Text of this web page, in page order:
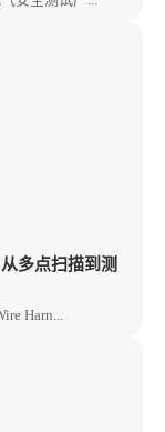
多点扫描到测
Harn...